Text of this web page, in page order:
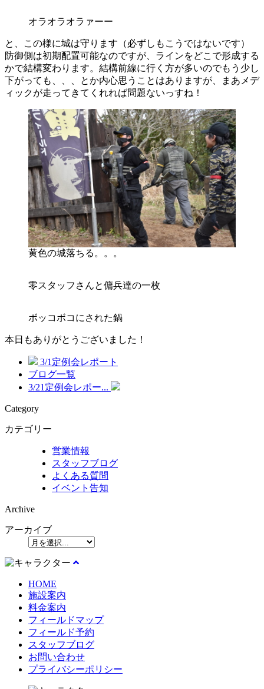
オラオラオラァーー
と、この様に城は守ります（必ずしもこうではないです）
防御側は初期配置可能なのですが、ラインをどこで形成する
かで結構変わります。結構前線に行く方が多いのでもう少し
下がっても、、、とか内心思うことはありますが、まあメデ
ィックが走ってきてくれれば問題ないっすね！
黄色の城落ちる。。。
零スタッフさんと傭兵達の一枚
ボッコボコにされた鍋
本日もありがとうございました！
3/1定例会レポート
ブログ一覧
3/21定例会レポー...
Category
カテゴリー
営業情報
スタッフブログ
よくある質問
イベント告知
Archive
アーカイブ
HOME
施設案内
料金案内
フィールドマップ
フィールド予約
スタッフブログ
お問い合わせ
プライバシーポリシー